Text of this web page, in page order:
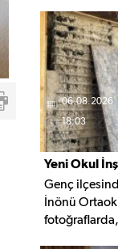
06.08.2026
18:03
Yeni Okul
Genç
İnönü
fotoğraflarda,